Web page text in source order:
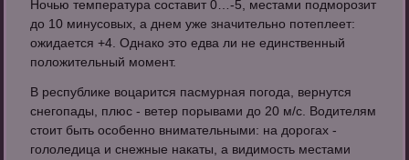
Ночью температура составит 0…-5, местами подморозит
до 10 минусовых, а днем уже значительно потеплеет:
ожидается +4. Однако это едва ли не единственный
положительный момент.
В республике воцарится пасмурная погода, вернутся
снегопады, плюс - ветер порывами до 20 м/с. Водителям
стоит быть особенно внимательными: на дорогах -
гололедица и снежные накаты, а видимость местами